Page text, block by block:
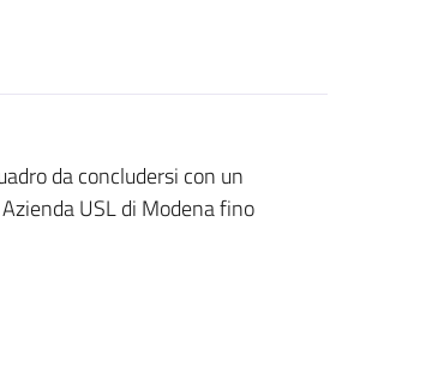
da concludersi con un
USL di Modena fino